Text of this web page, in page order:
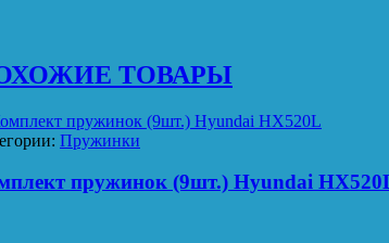
ТОВАРЫ
Пружинки
пружинок (9шт.) Hyundai